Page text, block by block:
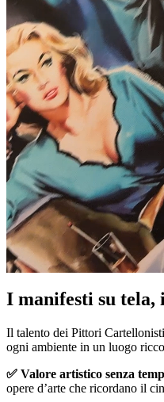
I manifesti su tela,
Il talento dei Pittori
ogni ambiente in un luogo
✅ Valore artistico senza
opere d’arte che ricordano il